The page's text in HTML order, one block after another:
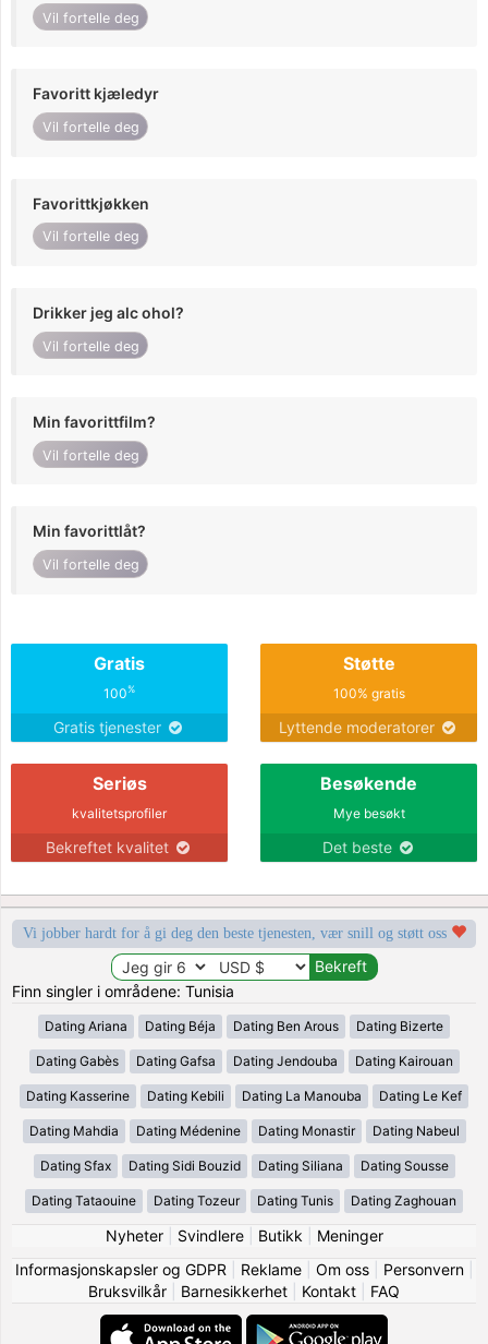
Vil fortelle deg
Favoritt kjæledyr
Vil fortelle deg
Favorittkjøkken
Vil fortelle deg
Drikker jeg alc ohol?
Vil fortelle deg
Min favorittfilm?
Vil fortelle deg
Min favorittlåt?
Vil fortelle deg
Gratis
100%
Gratis tjenester
Støtte
100% gratis
Lyttende moderatorer
Seriøs
kvalitetsprofiler
Bekreftet kvalitet
Besøkende
Mye besøkt
Det beste
Vi jobber hardt for å gi deg den beste tjenesten, vær snill og støtt oss
Finn singler i områdene: Tunisia
Dating Ariana Dating Béja Dating Ben Arous Dating Bizerte
Dating Gabès Dating Gafsa Dating Jendouba Dating Kairouan
Dating Kasserine Dating Kebili Dating La Manouba Dating Le Kef
Dating Mahdia Dating Médenine Dating Monastir Dating Nabeul
Dating Sfax Dating Sidi Bouzid Dating Siliana Dating Sousse
Dating Tataouine Dating Tozeur Dating Tunis Dating Zaghouan
Nyheter| Svindlere| Butikk
Meninger
Informasjonskapsler og GDPR
Reklame| Om oss| Personvern|
Bruksvilkår
Barnesikkerhet Kontakt FAQ